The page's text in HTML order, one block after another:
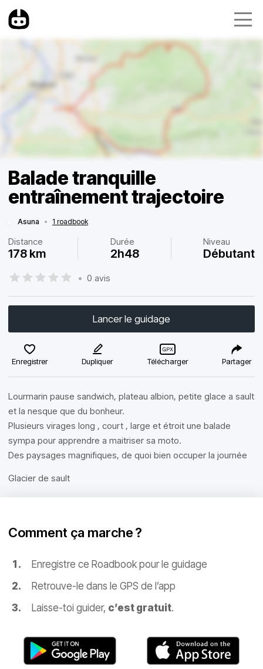
Balade tranquille
entraînement trajectoire
Asuna • 1 roadbook
Distance
178 km
Durée
2h48
Niveau
Débutant
• 0 avis
Lancer le guidage
Enregistrer Dupliquer Télécharger Partager
Lourmarin pause sandwich, plateau albion, petite glace a sault
et la nesque que du bonheur.
Plusieurs virages long , court , large et étroit une balade
sympa pour apprendre a maitriser sa moto.
Des paysages magnifiques, de quoi bien occuper la journée
Glacier de sault
Comment ça marche ?
Enregistre ce Roadbook pour le guidage
Retrouve-le dans le GPS de l’app
Laisse-toi guider, c’est gratuit.